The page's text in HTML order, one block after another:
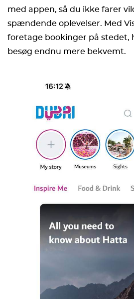
med appen, så du ikke farer
spændende oplevelser. Med
foretage bookinger på stedet,
besøg endnu mere bekvemt.